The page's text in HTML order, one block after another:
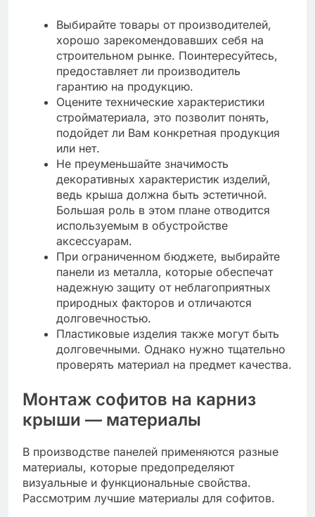
Выбирайте товары от производителей,
хорошо зарекомендовавших себя на
строительном рынке. Поинтересуйтесь,
предоставляет ли производитель
гарантию на продукцию.
Оцените технические характеристики
стройматериала, это позволит понять,
подойдет ли Вам конкретная продукция
или нет.
Не преуменьшайте значимость
декоративных характеристик изделий,
ведь крыша должна быть эстетичной.
Большая роль в этом плане отводится
используемым в обустройстве
аксессуарам.
При ограниченном бюджете, выбирайте
панели из металла, которые обеспечат
надежную защиту от неблагоприятных
природных факторов и отличаются
долговечностью.
Пластиковые изделия также могут быть
долговечными. Однако нужно тщательно
проверять материал на предмет качества.
Монтаж софитов на карниз
крыши — материалы
В производстве панелей применяются разные
материалы, которые предопределяют
визуальные и функциональные свойства.
Рассмотрим лучшие материалы для софитов.